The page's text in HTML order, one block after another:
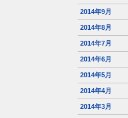
2014年9月
2014年8月
2014年7月
2014年6月
2014年5月
2014年4月
2014年3月